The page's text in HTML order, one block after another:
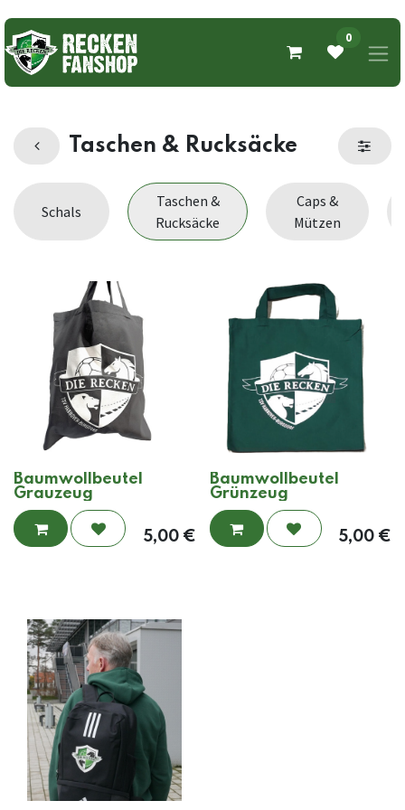
0
Taschen & Rucksäcke
Schals
Taschen &
Rucksäcke
Caps &
Mützen
Baumwollbeutel
Grauzeug
5,00€
Baumwollbeutel
Grünzeug
5,00 €